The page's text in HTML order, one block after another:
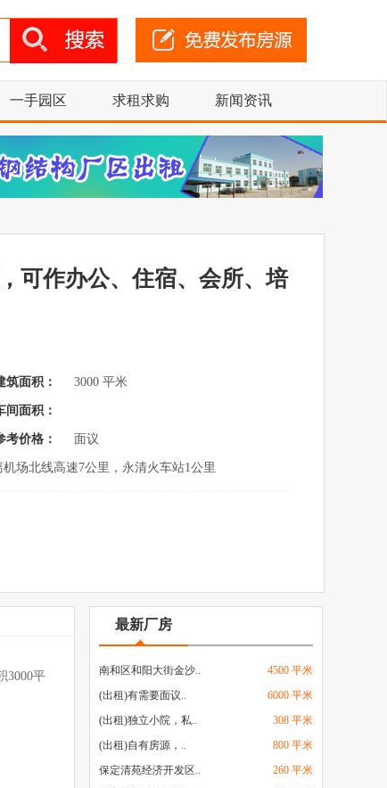
一手园区 求租求购 新闻资讯
可作办公、住宿、会所、培
筑面积： 3000 平米
间面积：
考价格： 面议
场北线高速7公里，永清火车站1公里
3000平
！
最新厂房
南和区和阳大街金沙..
4500 平米
(出租)有需要面议..
6000 平米
(出租)独立小院，私..
308 平米
(出租)自有房源，..
800 平米
保定清苑经济开发区..
260 平米